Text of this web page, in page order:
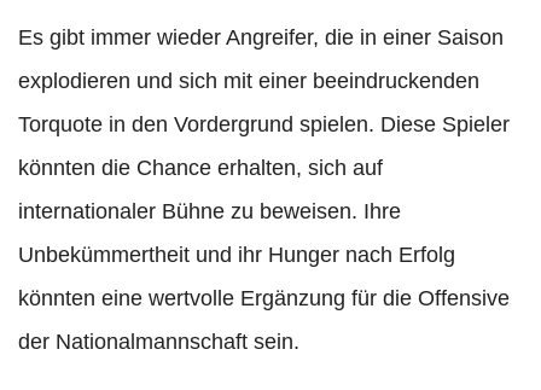
Es gibt immer wieder Angreifer, die in einer Saison
explodieren und sich mit einer beeindruckenden
Torquote in den Vordergrund spielen. Diese Spieler
könnten die Chance erhalten, sich auf
internationaler Bühne zu beweisen. Ihre
Unbekümmertheit und ihr Hunger nach Erfolg
könnten eine wertvolle Ergänzung für die Offensive
der Nationalmannschaft sein.